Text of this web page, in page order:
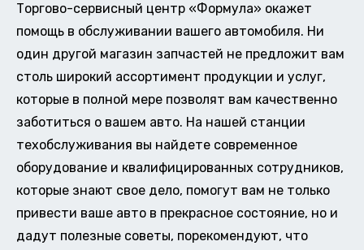
Торгово-сервисный центр «Формула» окажет
помощь в обслуживании вашего автомобиля. Ни
один другой магазин запчастей не предложит вам
столь широкий ассортимент продукции и услуг,
которые в полной мере позволят вам качественно
заботиться о вашем авто. На нашей станции
техобслуживания вы найдете современное
оборудование и квалифицированных сотрудников,
которые знают свое дело, помогут вам не только
привести ваше авто в прекрасное состояние, но и
дадут полезные советы, порекомендуют, что